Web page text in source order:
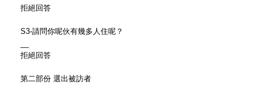
拒絕回答
S3-請問你呢伙有幾多人住呢？
拒絕回答
第二部份 選出被訪者